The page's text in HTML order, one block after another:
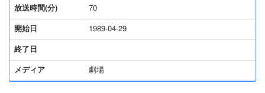
放送時間(分) 70
開始日 1989-04-29
終了日
メディア 劇場